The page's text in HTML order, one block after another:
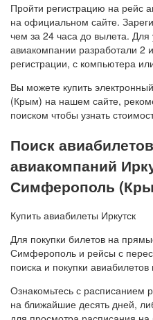
Пройти регистрацию на рейс
на официальном сайте.
чем за 24 часа до вылета. Для
авиакомпании разработали 2
регистрации, с компьютера
Вы можете купить
(Крым) на нашем сайте,
поиском чтобы узнать
Поиск
авиакомпаний
Симферополь
Купить авиабилеты Иркутск
Для покупки билетов на
Симферополь и рейсы с
поиска и покупки
Ознакомьтесь с
на ближайшие десять дней,